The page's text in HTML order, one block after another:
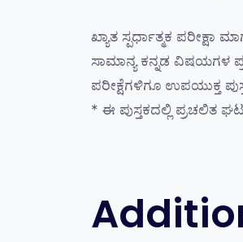
ಖ್ಯಾತ ಸ್ಪರ್ಧಾತ್ಮಕ
ಸಾಮಾನ್ಯ ಕನ್ನಡ ವಿಷಯಗಳ
ಪರೀಕ್ಷೆಗಳಿಗೂ ಉಪಯುಕ್ತ
* ಈ ಪುಸ್ತಕದಲ್ಲಿ ಪ್ರಚಲಿತ